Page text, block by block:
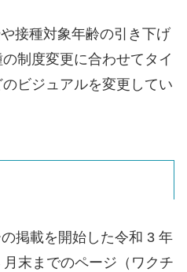
接種対象年齢の引き下げ
制度変更に合わせてタイ
ビジュアルを変更してい
掲載を開始した令和 3 年
末までのページ（ワクチ